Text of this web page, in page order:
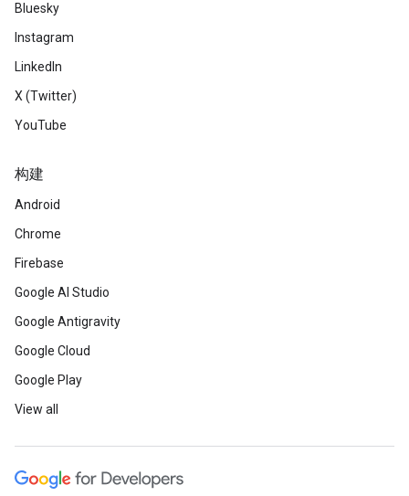
Bluesky
Instagram
LinkedIn
X (Twitter)
YouTube
构建
Android
Chrome
Firebase
Google AI Studio
Google Antigravity
Google Cloud
Google Play
View all